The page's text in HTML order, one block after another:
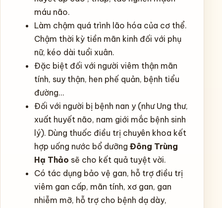
máu não.
Làm chậm quá trình lão hóa của cơ thể.
Chậm thời kỳ tiền mãn kinh đối với phụ
nữ, kéo dài tuổi xuân.
Đặc biệt đối với người viêm thận mãn
tính, suy thận, hen phế quản, bệnh tiểu
đường…
Đối với người bị bệnh nan y (như Ung thư,
xuất huyết não, nam giới mắc bệnh sinh
lý). Dùng thuốc điều trị chuyên khoa kết
hợp uống nước bổ dưỡng Đông Trùng
Hạ Thảo sẽ cho kết quả tuyệt vời.
Có tác dụng bảo vệ gan, hỗ trợ điều trị
viêm gan cấp, mãn tính, xơ gan, gan
nhiễm mỡ, hỗ trợ cho bệnh dạ dày,